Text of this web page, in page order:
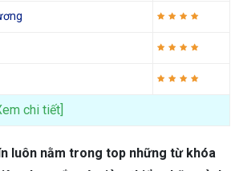
chi tiết]
luôn nằm trong top những từ khóa